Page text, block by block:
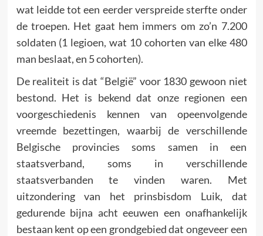
wat leidde tot een eerder verspreide sterfte onder
de troepen. Het gaat hem immers om zo’n 7.200
soldaten (1 legioen, wat 10 cohorten van elke 480
man beslaat, en 5 cohorten).
De realiteit is dat “België” voor 1830 gewoon niet
bestond. Het is bekend dat onze regionen een
voorgeschiedenis kennen van opeenvolgende
vreemde bezettingen, waarbij de verschillende
Belgische provincies soms samen in een
staatsverband, soms in verschillende
staatsverbanden te vinden waren. Met
uitzondering van het prinsbisdom Luik, dat
gedurende bijna acht eeuwen een onafhankelijk
bestaan kent op een grondgebied dat ongeveer een